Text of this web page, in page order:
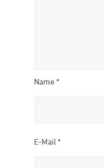
Name*
E-Mail*